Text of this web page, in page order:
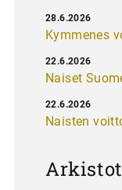
Kymmenes
28.6.2026
Naiset
22.6.2026
Naisten
22.6.2026
Arkistot